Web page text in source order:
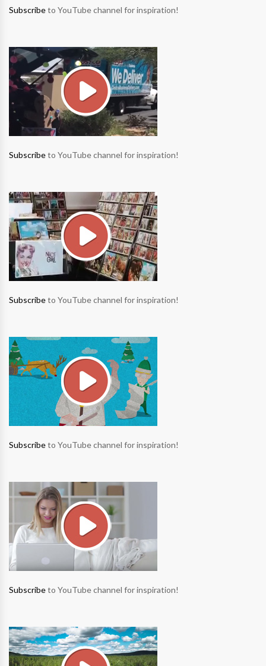
Subscribeto YouTube channel for inspiration!
Subscribeto YouTube channel for inspiration!
Subscribeto YouTube channel for inspiration!
Subscribeto YouTube channel for inspiration!
Subscribeto YouTube channel for inspiration!